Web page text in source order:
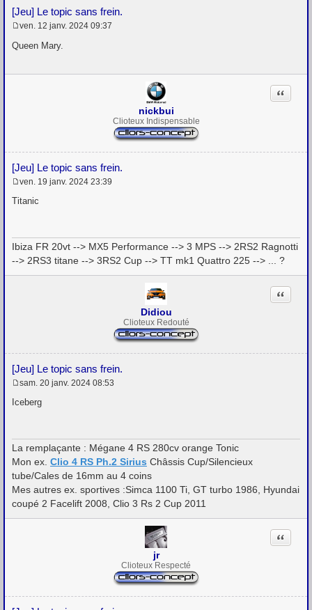
[Jeu] Le topic sans frein.
e
a
ven. 12 janv. 2024 09:37
Queen Mary.
nickbui
Clioteux Indispensable
[Jeu] Le topic sans frein.
Citation
e
g
e
ven. 19 janv. 2024 23:39
Titanic
Ibiza FR 20vt --> MX5 Performance --> 3 MPS --> 2RS2 Ragnotti
--> 2RS3 titane --> 3RS2 Cup --> TT mk1 Quattro 225 --> ... ?
Didiou
Clioteux Redouté
[Jeu] Le topic sans frein.
Citation
e
g
e
sam. 20 janv. 2024 08:53
Iceberg
La remplaçante : Mégane 4 RS 280cv orange Tonic
Mon ex. Clio 4 RS Ph.2 Sirius Châssis Cup/Silencieux
tube/Cales de 16mm au 4 coins
Mes autres ex. sportives :Simca 1100 Ti, GT turbo 1986, Hyundai
coupé 2 Facelift 2008, Clio 3 Rs 2 Cup 2011
jr
Clioteux Respecté
Citation